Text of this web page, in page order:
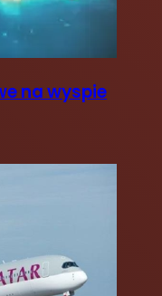
na wyspie